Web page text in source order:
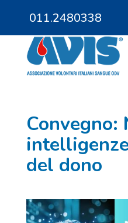
011.2480338
011.9685828
Convegno:
del dono